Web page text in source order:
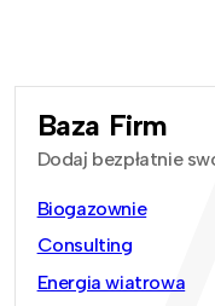
Baza Firm
Dodaj bezpłatnie
Biogazownie
Consulting
Energia wiatrowa